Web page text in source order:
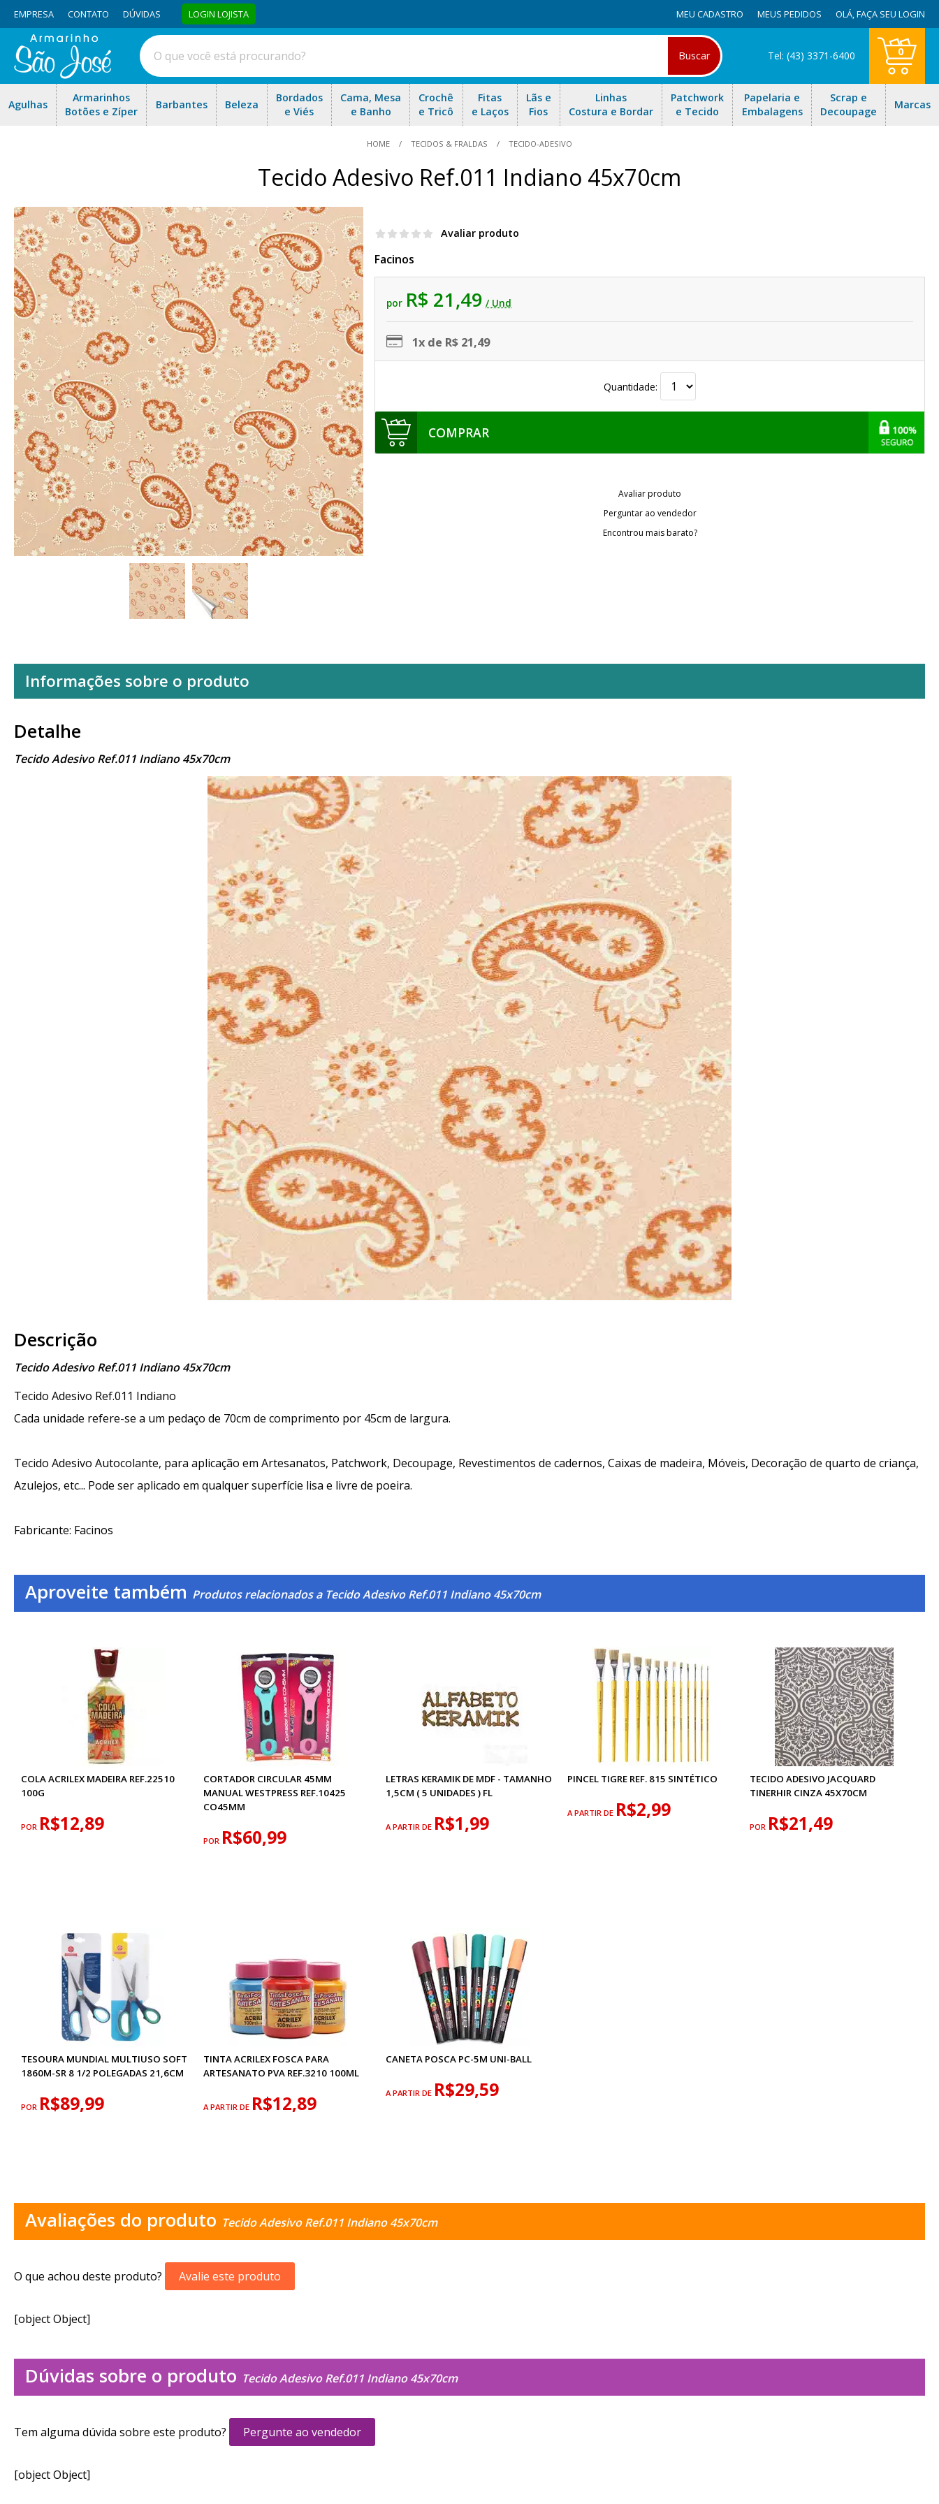
EMPRESA CONTATO DÚVIDAS LOGIN LOJISTA MEU CADASTRO MEUS PEDIDOS OLÁ,FAÇA SEU LOGIN
Buscar Tel: (43) 3371-6400 0
Agulhas
Armarinhos
Botões e Zíper
Barbantes Beleza
Bordados
e Viés
Cama, Mesa
e Banho
Crochê
e Tricô
Fitas
e Laços
Lãs e
Fios
Linhas
Costura e Bordar
Patchwork
e Tecido
Papelaria e
Embalagens
Scrap e
Decoupage
Marcas
HOME TECIDOS & FRALDAS TECIDO-ADESIVO
Tecido Adesivo Ref.011 Indiano 45x70cm
Avaliar produto
Facinos
por R$ 21,49 / Und
1x de R$ 21,49
Quantidade:
COMPRAR
Avaliar produto
Perguntar ao vendedor
Encontrou mais barato?
Informações sobre o produto
Detalhe
Tecido Adesivo Ref.011 Indiano 45x70cm
Descrição
Tecido Adesivo Ref.011 Indiano 45x70cm
Tecido Adesivo Ref.011 Indiano
Cada unidade refere-se a um pedaço de 70cm de comprimento por 45cm de largura.
Tecido Adesivo Autocolante, para aplicação em Artesanatos, Patchwork, Decoupage, Revestimentos de cadernos, Caixas de madeira, Móveis, Decoração de quarto de criança,
Azulejos, etc... Pode ser aplicado em qualquer superfície lisa e livre de poeira.
Fabricante: Facinos
Aproveite também Produtos relacionados a Tecido Adesivo Ref.011 Indiano 45x70cm
COLA ACRILEX MADEIRA REF.22510
100G
POR R$12,89
CORTADOR CIRCULAR 45MM
MANUAL WESTPRESS REF.10425
CO45MM
POR R$60,99
LETRAS KERAMIK DE MDF - TAMANHO
1,5CM ( 5 UNIDADES ) FL
A PARTIR DE R$1,99
PINCEL TIGRE REF. 815 SINTÉTICO
A PARTIR DE R$2,99
TECIDO ADESIVO JACQUARD
TINERHIR CINZA 45X70CM
POR R$21,49
TESOURA MUNDIAL MULTIUSO SOFT
1860M-SR 8 1/2 POLEGADAS 21,6CM
POR R$89,99
TINTA ACRILEX FOSCA PARA
ARTESANATO PVA REF.3210 100ML
A PARTIR DE R$12,89
CANETA POSCA PC-5M UNI-BALL
A PARTIR DE R$29,59
Avaliações do produto Tecido Adesivo Ref.011 Indiano 45x70cm
O que achou deste produto? Avalie este produto
[object Object]
Dúvidas sobre o produto Tecido Adesivo Ref.011 Indiano 45x70cm
Tem alguma dúvida sobre este produto? Pergunte ao vendedor
[object Object]